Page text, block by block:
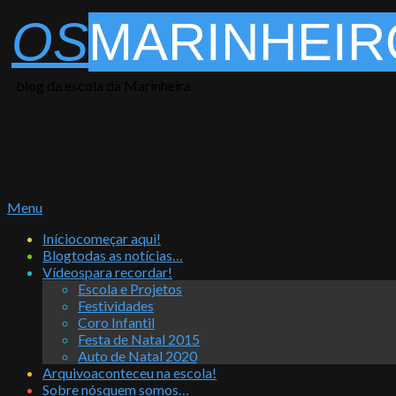
to
content
OS
Primary
Menu
Menu
Iníciocomeçar aqui!
Blogtodas as notícias…
Vídeospara recordar!
Escola e Projetos
Festividades
Coro Infantil
Festa de Natal 2015
Auto de Natal 2020
Arquivoaconteceu na escola!
Sobre nósquem somos…